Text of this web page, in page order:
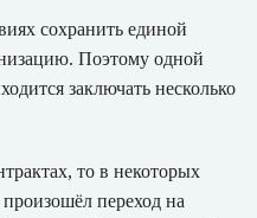
сохранить единой
Поэтому одной
заключать несколько
то в некоторых
переход на